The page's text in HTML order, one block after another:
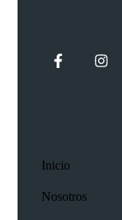
Inicio
Nosotros